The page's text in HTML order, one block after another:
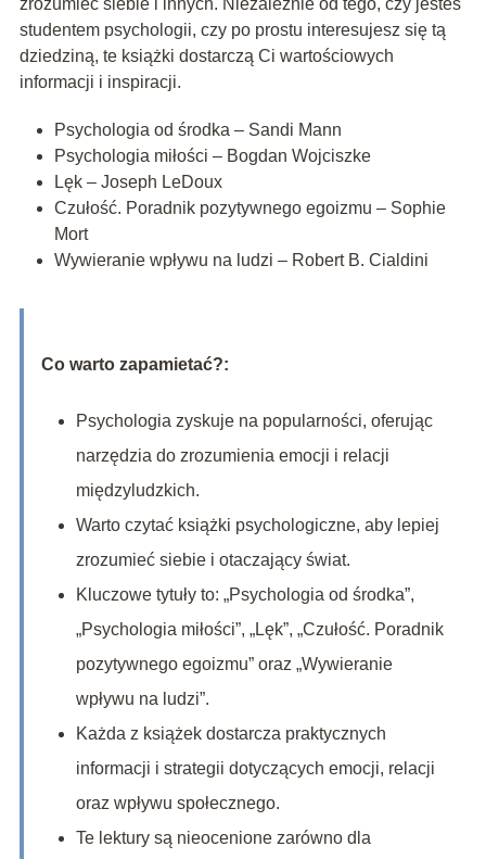
zrozumieć siebie i innych. Niezależnie od tego, czy jesteś
studentem psychologii, czy po prostu interesujesz się tą
dziedziną, te książki dostarczą Ci wartościowych
informacji i inspiracji.
Psychologia od środka – Sandi Mann
Psychologia miłości – Bogdan Wojciszke
Lęk – Joseph LeDoux
Czułość. Poradnik pozytywnego egoizmu – Sophie
Mort
Wywieranie wpływu na ludzi – Robert B. Cialdini
Co warto zapamietać?:
Psychologia zyskuje na popularności, oferując
narzędzia do zrozumienia emocji i relacji
międzyludzkich.
Warto czytać książki psychologiczne, aby lepiej
zrozumieć siebie i otaczający świat.
Kluczowe tytuły to: „Psychologia od środka”,
„Psychologia miłości”, „Lęk”, „Czułość. Poradnik
pozytywnego egoizmu” oraz „Wywieranie
wpływu na ludzi”.
Każda z książek dostarcza praktycznych
informacji i strategii dotyczących emocji, relacji
oraz wpływu społecznego.
Te lektury są nieocenione zarówno dla